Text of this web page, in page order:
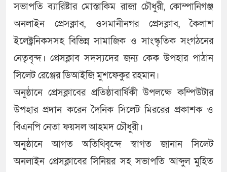
সভাপতি ব্যারিষ্টার মোস্তাকিম রাজা চৌধুরী, কোম্পানিগঞ্জ
অনলাইন প্রেসক্লাব, ওসমানীনগর প্রেসক্লাব, কৈলাশ
ইলেক্ট্রনিকসসহ বিভিন্ন সামাজিক ও সাংস্কৃতিক সংগঠনের
নেতৃবৃন্দ। প্রেসক্লাব সদস্যদের জন্য কেক উপহার পাঠান
সিলেট রেঞ্জের ডিআইজি মুশফেকুর রহমান।
অনুষ্ঠানে প্রেসক্লাবের প্রতিষ্ঠাবার্ষিকী উপলক্ষে কম্পিউটার
উপহার প্রদান করেন দৈনিক সিলেট মিররের প্রকাশক ও
বিএনপি নেতা ফয়সল আহমদ চৌধুরী।
অনুষ্ঠানে আগত অতিথিবৃন্দে স্বাগত জানান সিলেট
অনলাইন প্রেসক্লাবের সিনিয়র সহ সভাপতি আব্দুল মুহিত